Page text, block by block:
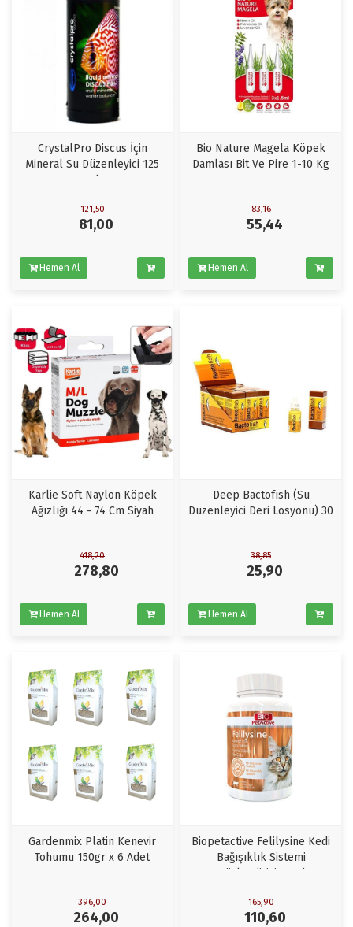
CrystalPro Discus İçin
Mineral Su Düzenleyici 125
ml
121,50
81,00
Hemen Al
Bio Nature Magela Köpek
Damlası Bit Ve Pire 1-10 Kg
83,16
55,44
Hemen Al
Karlie Soft Naylon Köpek
Ağızlığı 44 - 74 Cm Siyah
418,20
278,80
Hemen Al
Deep Bactofısh (Su
Düzenleyici Deri Losyonu) 30
38,85
25,90
Hemen Al
Gardenmix Platin Kenevir
Tohumu 150gr x 6 Adet
396,00
264,00
Biopetactive Felilysine Kedi
Bağışıklık Sistemi
Güçlendirici 90Ad
165,90
110,60